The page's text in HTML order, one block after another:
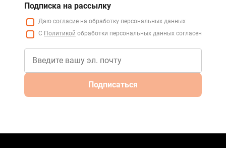
Подписка на рассылку
Даю согласие на обработку персональных данных
С Политикой обработки персональных данных согласен
Подписаться